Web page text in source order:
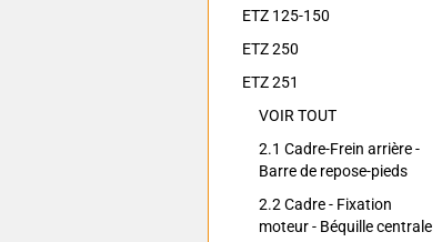
ETZ 125-150
ETZ 250
ETZ 251
VOIR TOUT
2.1 Cadre-Frein arrière -
Barre de repose-pieds
2.2 Cadre - Fixation
moteur - Béquille centrale